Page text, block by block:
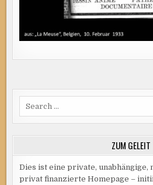
ZUM GELEIT
Dies ist eine private,
privat finanzierte Homepage –